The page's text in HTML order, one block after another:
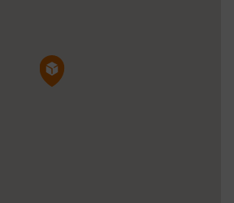
Pin de la carte